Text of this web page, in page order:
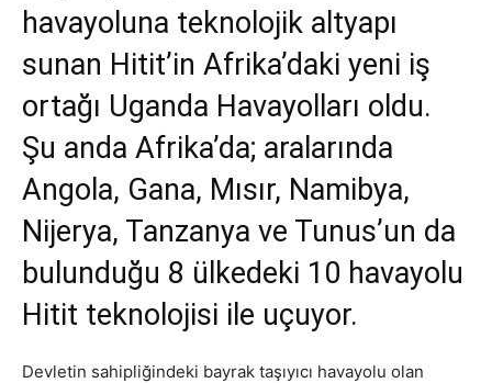
havayoluna teknolojik altyapı
sunan Hitit’in Afrika’daki yeni iş
ortağı Uganda Havayolları oldu.
Şu anda Afrika’da; aralarında
Angola, Gana, Mısır, Namibya,
Nijerya, Tanzanya ve Tunus’un da
bulunduğu 8 ülkedeki 10 havayolu
Hitit teknolojisi ile uçuyor.
Devletin sahipliğindeki bayrak taşıyıcı havayolu olan